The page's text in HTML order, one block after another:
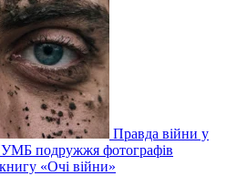
Правда війни у
подружжя фотографів
«Очі війни»